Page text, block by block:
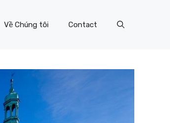
Về Chúng tôi Contact